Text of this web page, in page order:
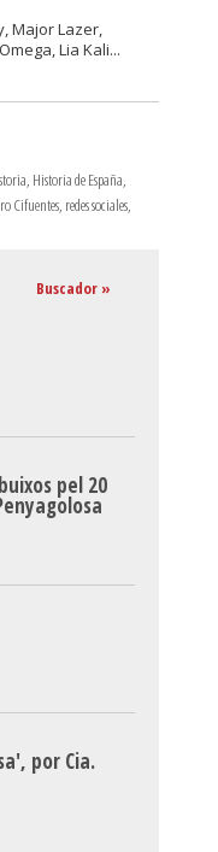
Major Lazer,
Lia Kali...
Historia de España
Cifuentes redes sociales
Buscador »
pel 20
por Cia.